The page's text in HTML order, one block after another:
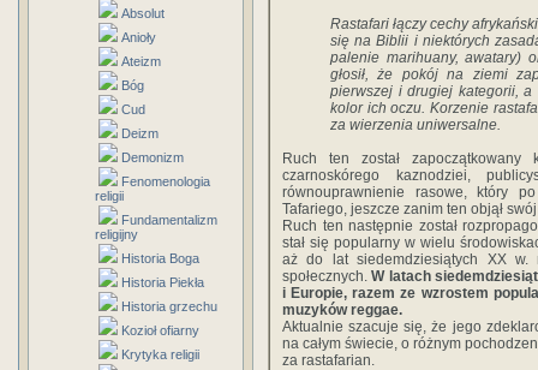
Absolut
Anioły
Ateizm
Bóg
Cud
Deizm
Demonizm
Fenomenologia
religii
Fundamentalizm
religijny
Historia Boga
Historia Piekła
Historia grzechu
Kozioł ofiarny
Krytyka religii
Rastafari łączy cechy
się na Biblii i niektórych
palenie marihuany, awatary)
głosił, że pokój na ziemi
pierwszej i drugiej kategorii,
kolor ich oczu. Korzenie
za wierzenia uniwersalne.
Ruch ten został zapoczątkowany
czarnoskórego kaznodziei,
równouprawnienie rasowe, który
Tafariego, jeszcze zanim ten objął
Ruch ten następnie został
stał się popularny w wielu
aż do lat siedemdziesiątych XX w.
społecznych.W latach
i Europie, razem ze wzrostem
muzyków reggae.
Aktualnie szacuje się, że jego
na całym świecie, o różnym
za rastafarian.